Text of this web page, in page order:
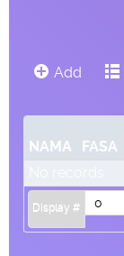
Add
NAMA FASA
Display #